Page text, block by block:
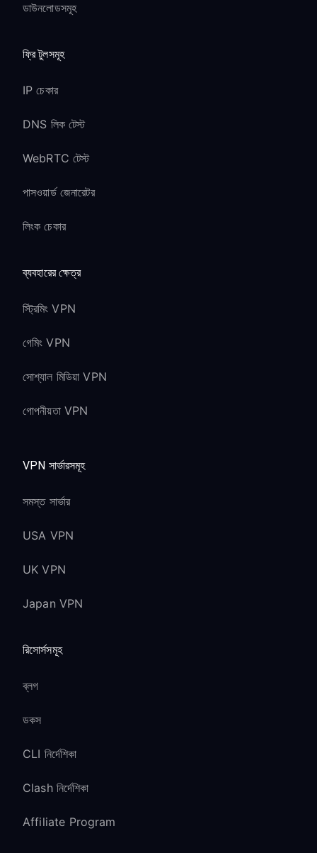
ডাউনলোডসমূহ
ফ্রি টুলসমূহ
IP চেকার
DNS লিক টেস্ট
WebRTC টেস্ট
পাসওয়ার্ড জেনারেটর
লিংক চেকার
ব্যবহারের ক্ষেত্র
স্ট্রিমিং VPN
গেমিং VPN
সোশ্যাল মিডিয়া VPN
গোপনীয়তা VPN
VPN সার্ভারসমূহ
সমস্ত সার্ভার
USA VPN
UK VPN
Japan VPN
রিসোর্সসমূহ
ব্লগ
ডকস
CLI নির্দেশিকা
Clash নির্দেশিকা
Affiliate Program